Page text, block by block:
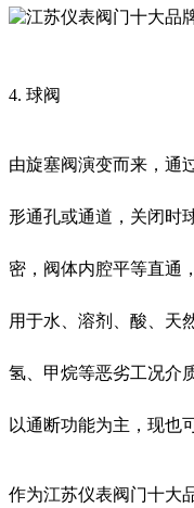
4. 球阀
由旋塞阀演变而来，通
形通孔或通道，关闭时
密，阀体内腔平等直通
用于水、溶剂、酸、天
氢、甲烷等恶劣工况介
以通断功能为主，现也
作为江苏仪表阀门十大